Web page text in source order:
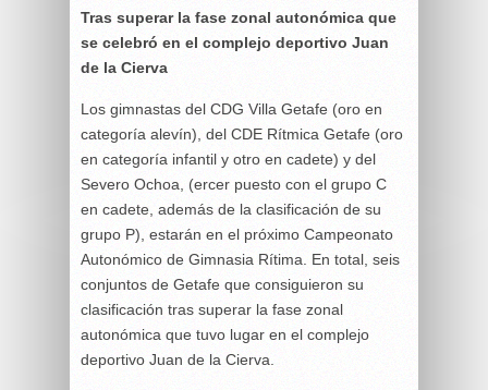
Tras superar la fase zonal autonómica que
se celebró en el complejo deportivo Juan
de la Cierva
Los gimnastas del CDG Villa Getafe (oro en
categoría alevín), del CDE Rítmica Getafe (oro
en categoría infantil y otro en cadete) y del
Severo Ochoa, (ercer puesto con el grupo C
en cadete, además de la clasificación de su
grupo P), estarán en el próximo Campeonato
Autonómico de Gimnasia Rítima. En total, seis
conjuntos de Getafe que consiguieron su
clasificación tras superar la fase zonal
autonómica que tuvo lugar en el complejo
deportivo Juan de la Cierva.